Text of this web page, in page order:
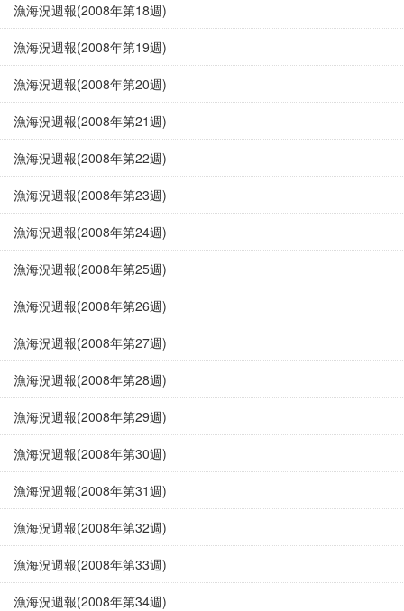
漁海況週報(2008年第18週)
漁海況週報(2008年第19週)
漁海況週報(2008年第20週)
漁海況週報(2008年第21週)
漁海況週報(2008年第22週)
漁海況週報(2008年第23週)
漁海況週報(2008年第24週)
漁海況週報(2008年第25週)
漁海況週報(2008年第26週)
漁海況週報(2008年第27週)
漁海況週報(2008年第28週)
漁海況週報(2008年第29週)
漁海況週報(2008年第30週)
漁海況週報(2008年第31週)
漁海況週報(2008年第32週)
漁海況週報(2008年第33週)
漁海況週報(2008年第34週)